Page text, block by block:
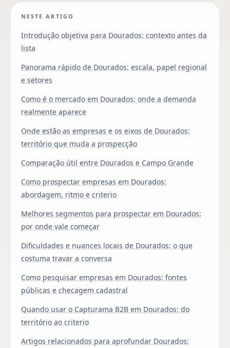
NESTE ARTIGO
Introdução objetiva para Dourados: contexto antes da
lista
Panorama rápido de Dourados: escala, papel regional
e setores
Como é o mercado em Dourados: onde a demanda
realmente aparece
Onde estão as empresas e os eixos de Dourados:
território que muda a prospecção
Comparação útil entre Dourados e Campo Grande
Como prospectar empresas em Dourados:
abordagem, ritmo e criterio
Melhores segmentos para prospectar em Dourados:
por onde vale começar
Dificuldades e nuances locais de Dourados: o que
costuma travar a conversa
Como pesquisar empresas em Dourados: fontes
públicas e checagem cadastral
Quando usar o Capturama B2B em Dourados: do
território ao criterio
Artigos relacionados para aprofundar Dourados: